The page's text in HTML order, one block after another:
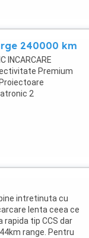
240000 km
INCARCARE
Premium
2
intretinuta cu
lenta ceea ce
tip CCS dar
range. Pentru